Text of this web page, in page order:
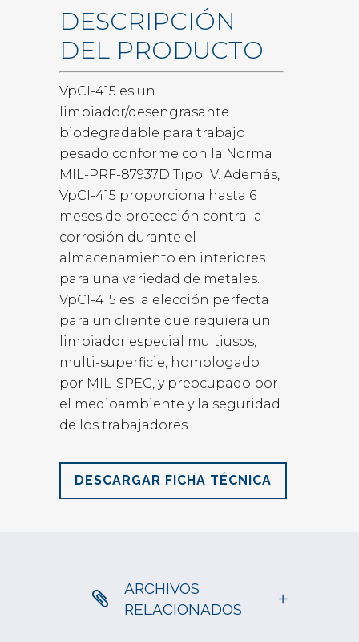
DESCRIPCIÓN
DEL PRODUCTO
VpCI-415 es un
limpiador/desengrasante
biodegradable para trabajo
pesado conforme con la Norma
MIL-PRF-87937D Tipo IV. Además,
VpCI-415 proporciona hasta 6
meses de protección contra la
corrosión durante el
almacenamiento en interiores
para una variedad de metales.
VpCI-415 es la elección perfecta
para un cliente que requiera un
limpiador especial multiusos,
multi-superficie, homologado
por MIL-SPEC, y preocupado por
el medioambiente y la seguridad
de los trabajadores.
DESCARGAR FICHA TÉCNICA
ARCHIVOS
RELACIONADOS